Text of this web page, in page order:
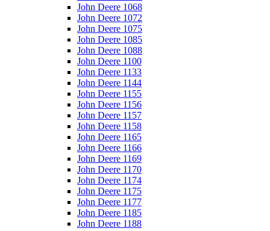
John Deere 1068
John Deere 1072
John Deere 1075
John Deere 1085
John Deere 1088
John Deere 1100
John Deere 1133
John Deere 1144
John Deere 1155
John Deere 1156
John Deere 1157
John Deere 1158
John Deere 1165
John Deere 1166
John Deere 1169
John Deere 1170
John Deere 1174
John Deere 1175
John Deere 1177
John Deere 1185
John Deere 1188